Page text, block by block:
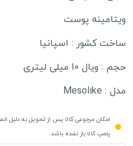
ویتامینه پوست
ساخت کشور : اسپانیا
حجم : ویال 10 میلی لیتری
مدل : Mesolike
امکان مرجوعی کالا پس از تحویل به دلیل
پلمپ کالا باز نشده باشد.